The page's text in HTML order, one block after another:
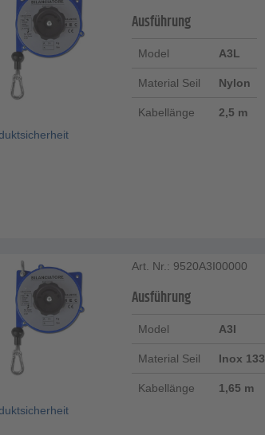
Ausführung
Model A3L
Material Seil Nylon
Kabellänge
2,5 m
Art. Nr.: 9520A3I00000
Ausführung
Model A3I
Material Seil Inox 133
Kabellänge
1,65 m